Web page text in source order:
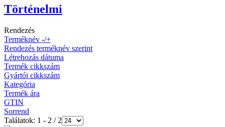
Történelmi
Rendezés
Terméknév -/+
Rendezés terméknév szerint
Létrehozás dátuma
Termék cikkszám
Gyártói cikkszám
Kategória
Termék ára
GTIN
Sorrend
Találatok: 1 - 2 / 2